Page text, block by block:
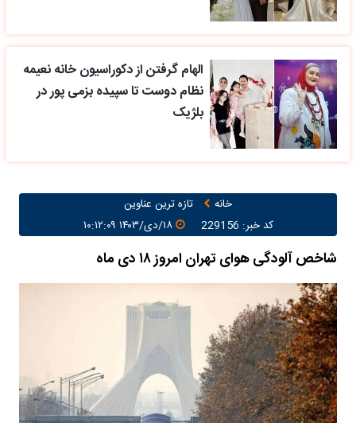
الهام گرفتن از دکوراسیون خانه نعیمه
نظام دوست تا سپیده بزمی پور در
بلژیک
خانه
تازه ترین عناوین
کد خبر: 229156
۱۸/دی/۱۴۰۳ ۱۰:۱۲:۰۹
شاخص آلودگی هوای تهران امروز ۱۸ دی ماه